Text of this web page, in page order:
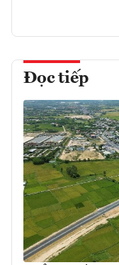
Đọc tiếp